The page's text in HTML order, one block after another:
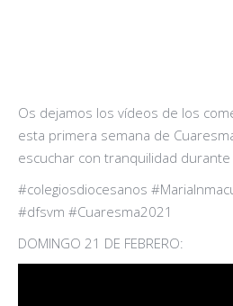
Os dejamos los vídeos de los
esta primera semana de
escuchar con tranquilidad
#colegiosdiocesanos
#dfsvm #Cuaresma2021
DOMINGO 21 DE FEBRERO: